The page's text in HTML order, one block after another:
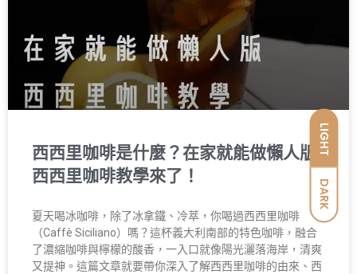
LIGHT
DARK
西西里咖啡是什麼？在家就能做懶人版
西西里咖啡教學來了！
夏天喝冰咖啡，除了冰拿鐵、冷萃，你喝過西西里咖啡
（Caffè Siciliano）嗎？這杯義大利南部的特色咖啡，融合
了濃縮咖啡與檸檬的酸香，一入口就像陽光灑落海岸，清爽
又提神。這篇文章就要帶你深入了解西西里咖啡的由來、西